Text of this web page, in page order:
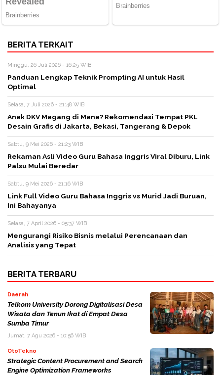
BERITA TERKAIT
Minggu, 26 Juli 2026 - 16:25 WIB
Panduan Lengkap Teknik Prompting AI untuk Hasil
Optimal
Selasa, 7 Juli 2026 - 21:48 WIB
Anak DKV Magang di Mana? Rekomendasi Tempat PKL
Desain Grafis di Jakarta, Bekasi, Tangerang & Depok
Sabtu, 9 Mei 2026 - 21:23 WIB
Rekaman Asli Video Guru Bahasa Inggris Viral Diburu, Link
Palsu Mulai Beredar
Sabtu, 9 Mei 2026 - 21:16 WIB
Link Full Video Guru Bahasa Inggris vs Murid Jadi Buruan,
Ini Bahayanya
Selasa, 7 April 2026 - 05:37 WIB
Mengurangi Risiko Bisnis melalui Perencanaan dan
Analisis yang Tepat
BERITA TERBARU
Daerah
Telkom University Dorong Digitalisasi Desa
Wisata dan Tenun Ikat di Empat Desa
Sumba Timur
Jumat, 7 Agu 2026 - 10:56 WIB
OtoTekno
Strategic Content Procurement and Search
Engine Optimization Frameworks